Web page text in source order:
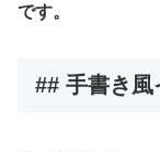
です。
## 手書き風